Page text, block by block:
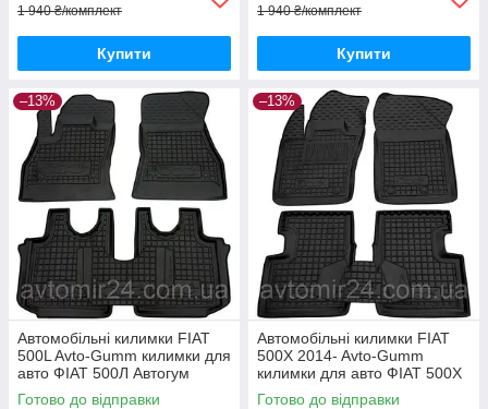
1 940 ₴/комплект
Купити
1 940 ₴/комплект
Купити
–13%
Автомобільні килимки FIAT
500L Avto-Gumm килимки для
авто ФІАТ 500Л Автогум
Готово до відправки
–13%
Автомобільні килимки FIAT
500X 2014- Avto-Gumm
килимки для авто ФІАТ 500Х
2014- Автогум
Готово до відправки